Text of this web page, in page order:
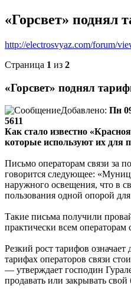
«Горсвет» поднял
http://electrosvyaz.com/forum/
Страница 1 из 2
«Горсвет» поднял
Добавлено: Пн
5611
Как стало известно
которые используют их для
Письмо операторам связи за
говорится следующее:
наружного освещения, что в
пользования одной опорой
Такие письма получили
практически всем операторам
Резкий рост тарифов
тарифах операторов связи
— утверждает господин
продавать или закрывать